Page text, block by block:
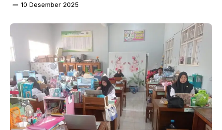
10 Desember 2025